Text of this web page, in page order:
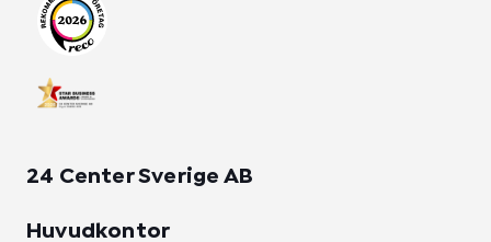
24 Center Sverige AB
Huvudkontor